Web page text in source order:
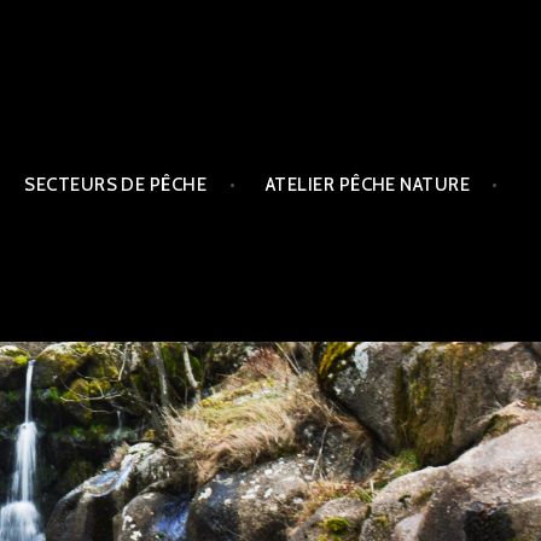
SECTEURS DE PÊCHE ATELIER PÊCHE NATURE